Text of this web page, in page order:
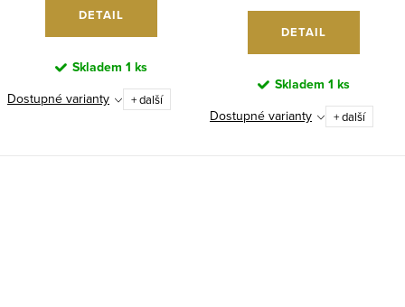
DETAIL
Skladem 1 ks
Dostupné varianty
+ další
DETAIL
Skladem 1 ks
Dostupné varianty
+ další